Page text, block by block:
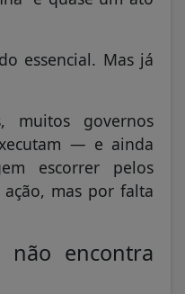
essencial. Mas já
muitos governos
— e ainda
escorrer pelos
mas por falta
encontra